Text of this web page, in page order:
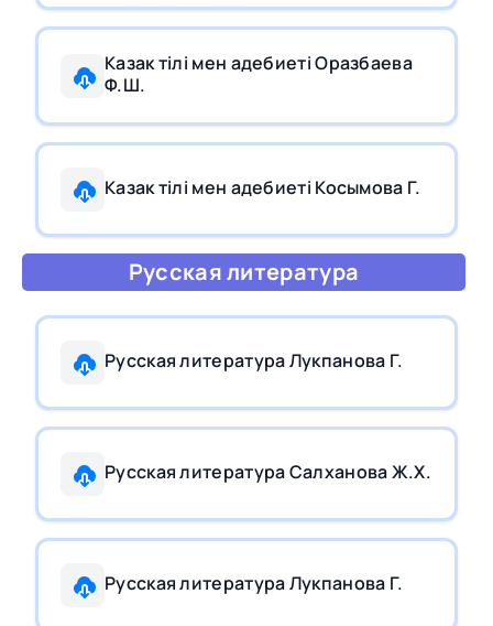
Казак тiлi мен адебиетi Оразбаева
Ф.Ш.
Казак тiлi мен адебиетi Косымова Г.
Русская литература
Русская литература Лукпанова Г.
Русская литература Салханова Ж.Х.
Русская литература Лукпанова Г.